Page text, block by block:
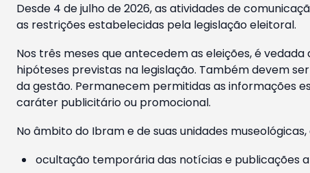
Desde 4 de julho de 2026, as atividades de
as restrições estabelecidas pela legislação eleitoral.
Nos três meses que antecedem as eleições, é
hipóteses previstas na legislação. Também devem
da gestão. Permanecem permitidas as informações
caráter publicitário ou promocional.
No âmbito do Ibram e de suas unidades
ocultação temporária das notícias e publicações